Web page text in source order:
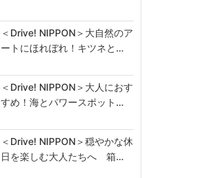
＜Drive! NIPPON＞大自然のア
ートにほれぼれ！キツネと…
＜Drive! NIPPON＞大人におす
すめ！海とパワースポット…
＜Drive! NIPPON＞穏やかな休
日を楽しむ大人たちへ 箱…